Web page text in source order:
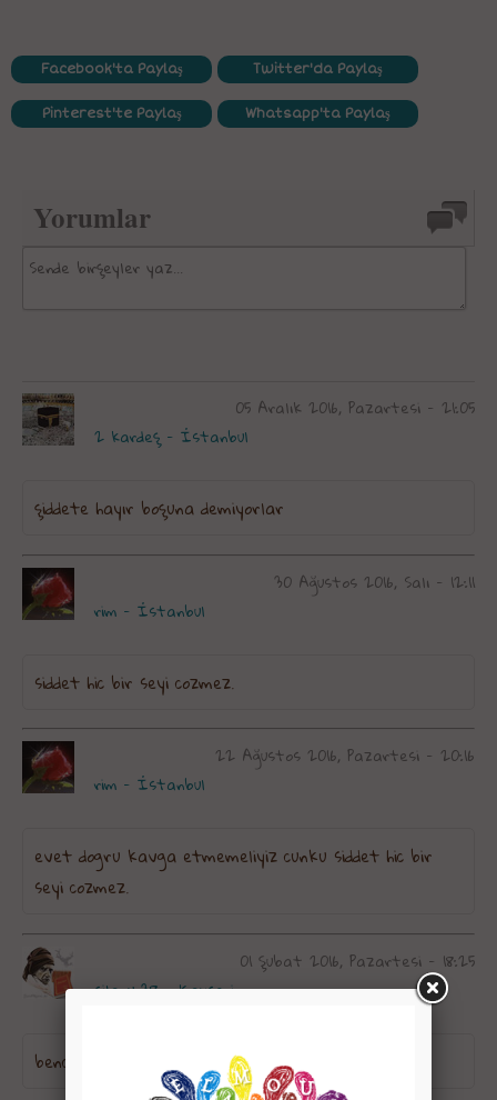
Facebook'ta Paylaş Twitter'da Paylaş
Pinterest'te Paylaş Whatsapp'ta Paylaş
Yorumlar
05 Aralık 2016, Pazartesi - 21:05
2 kardeş - İstanbul
şiddete hayır boşuna demiyorlar
30 Ağustos 2016, Salı - 12:11
rim - İstanbul
siddet hic bir seyi cozmez.
22 Ağustos 2016, Pazartesi - 20:16
rim - İstanbul
evet dogru kavga etmemeliyiz cunku siddet hic bir
seyi cozmez.
01 Şubat 2016, Pazartesi - 18:25
silanur38 - Kayseri
bencede, arkadaşlarımızla ıyı gecınmelıyız...